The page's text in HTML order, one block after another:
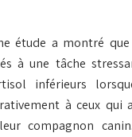
étude a montré
à une tâche
inférieurs
à ceux qui
compagnon